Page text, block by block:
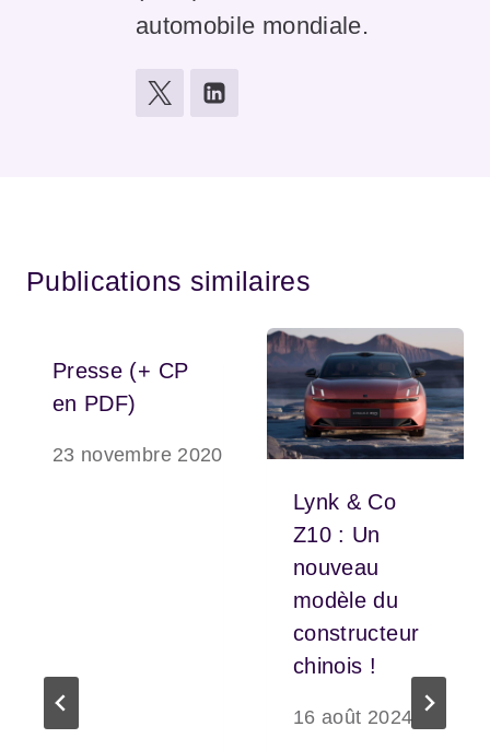
automobile mondiale.
Publications similaires
Presse (+ CP
en PDF)
23 novembre 2020
Lynk & Co
Z10 : Un
nouveau
modèle du
constructeur
chinois !
16 août 2024